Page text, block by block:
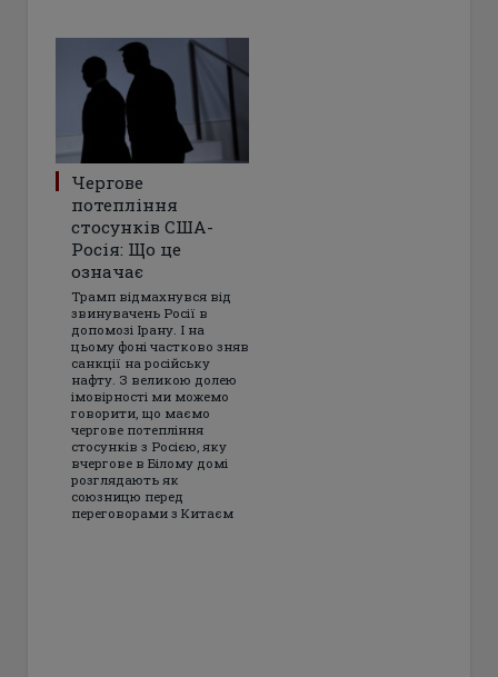
Чергове
потепління
стосунків США-
Росія: Що це
означає
Трамп відмахнувся від
звинувачень Росії в
допомозі Ірану. І на
цьому фоні частково зняв
санкції на російську
нафту. З великою долею
імовірності ми можемо
говорити, що маємо
чергове потепління
стосунків з Росією, яку
вчергове в Білому домі
розглядають як
союзницю перед
переговорами з Китаєм